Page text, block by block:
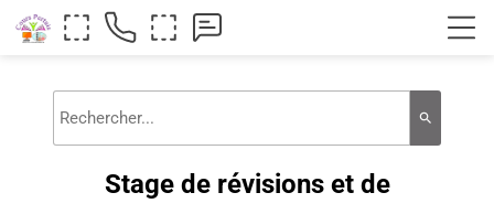
search
Stage de révisions et de